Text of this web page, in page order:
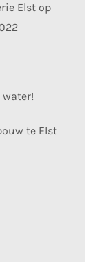
Elst op
water!
te Elst